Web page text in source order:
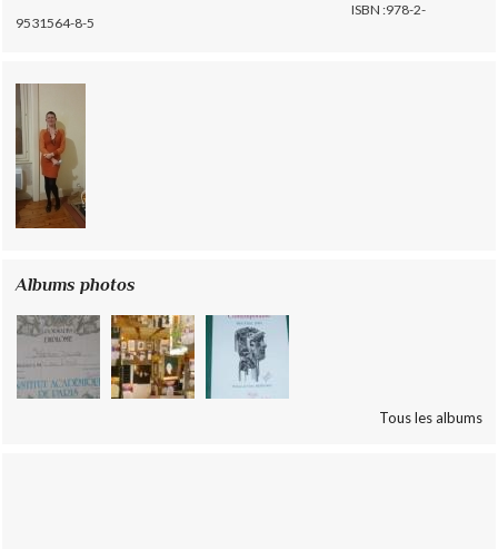
ISBN :978-2-
9531564-8-5
Albums photos
Tous les albums